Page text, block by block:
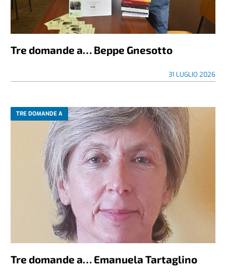
Tre domande a… Beppe Gnesotto
31 LUGLIO 2026
TRE DOMANDE A
Tre domande a… Emanuela Tartaglino